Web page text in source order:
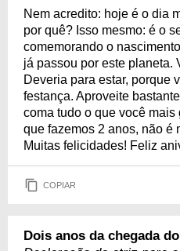
Nem acredito: hoje é o dia
por quê? Isso mesmo: é o
comemorando o
já passou por este planeta.
Deveria para estar, porque
festança. Aproveite
coma tudo o que você
que fazemos 2 anos, não é
Muitas felicidades! Feliz
COPIAR
Dois anos da chegada